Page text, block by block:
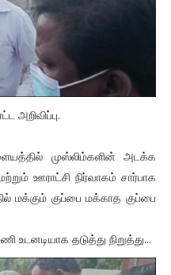
அறிவிப்பு.
முஸ்லிம்களின் அடக்க
ஊராட்சி நிர்வாகம் சார்பாக
மக்கும் குப்பை மக்காத குப்பை
தடுத்து நிறுத்து...